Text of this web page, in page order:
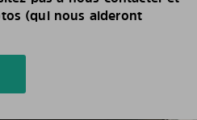
(qui nous aideront